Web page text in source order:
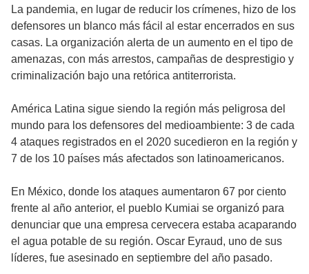
La pandemia, en lugar de reducir los crímenes, hizo de los
defensores un blanco más fácil al estar encerrados en sus
casas. La organización alerta de un aumento en el tipo de
amenazas, con más arrestos, campañas de desprestigio y
criminalización bajo una retórica antiterrorista.
América Latina sigue siendo la región más peligrosa del
mundo para los defensores del medioambiente: 3 de cada
4 ataques registrados en el 2020 sucedieron en la región y
7 de los 10 países más afectados son latinoamericanos.
En México, donde los ataques aumentaron 67 por ciento
frente al año anterior, el pueblo Kumiai se organizó para
denunciar que una empresa cervecera estaba acaparando
el agua potable de su región. Oscar Eyraud, uno de sus
líderes, fue asesinado en septiembre del año pasado.